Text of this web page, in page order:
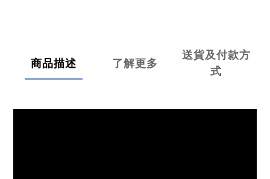
商品描述 了解更多
送貨及付款方
式